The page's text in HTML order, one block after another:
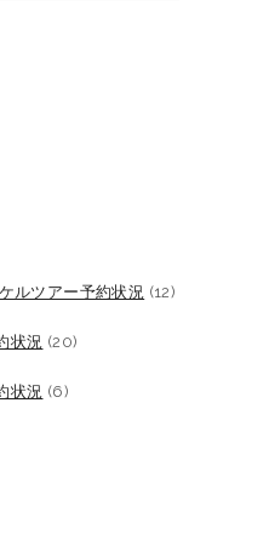
ルツアー予約状況 (12)
状況 (20)
状況 (6)